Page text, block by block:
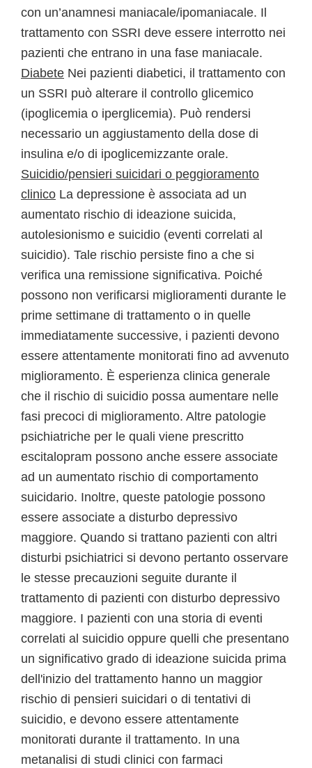
con un’anamnesi maniacale/ipomaniacale. Il
trattamento con SSRI deve essere interrotto nei
pazienti che entrano in una fase maniacale.
Diabete Nei pazienti diabetici, il trattamento con
un SSRI può alterare il controllo glicemico
(ipoglicemia o iperglicemia). Può rendersi
necessario un aggiustamento della dose di
insulina e/o di ipoglicemizzante orale.
Suicidio/pensieri suicidari o peggioramento
clinico La depressione è associata ad un
aumentato rischio di ideazione suicida,
autolesionismo e suicidio (eventi correlati al
suicidio). Tale rischio persiste fino a che si
verifica una remissione significativa. Poiché
possono non verificarsi miglioramenti durante le
prime settimane di trattamento o in quelle
immediatamente successive, i pazienti devono
essere attentamente monitorati fino ad avvenuto
miglioramento. È esperienza clinica generale
che il rischio di suicidio possa aumentare nelle
fasi precoci di miglioramento. Altre patologie
psichiatriche per le quali viene prescritto
escitalopram possono anche essere associate
ad un aumentato rischio di comportamento
suicidario. Inoltre, queste patologie possono
essere associate a disturbo depressivo
maggiore. Quando si trattano pazienti con altri
disturbi psichiatrici si devono pertanto osservare
le stesse precauzioni seguite durante il
trattamento di pazienti con disturbo depressivo
maggiore. I pazienti con una storia di eventi
correlati al suicidio oppure quelli che presentano
un significativo grado di ideazione suicida prima
dell'inizio del trattamento hanno un maggior
rischio di pensieri suicidari o di tentativi di
suicidio, e devono essere attentamente
monitorati durante il trattamento. In una
metanalisi di studi clinici con farmaci